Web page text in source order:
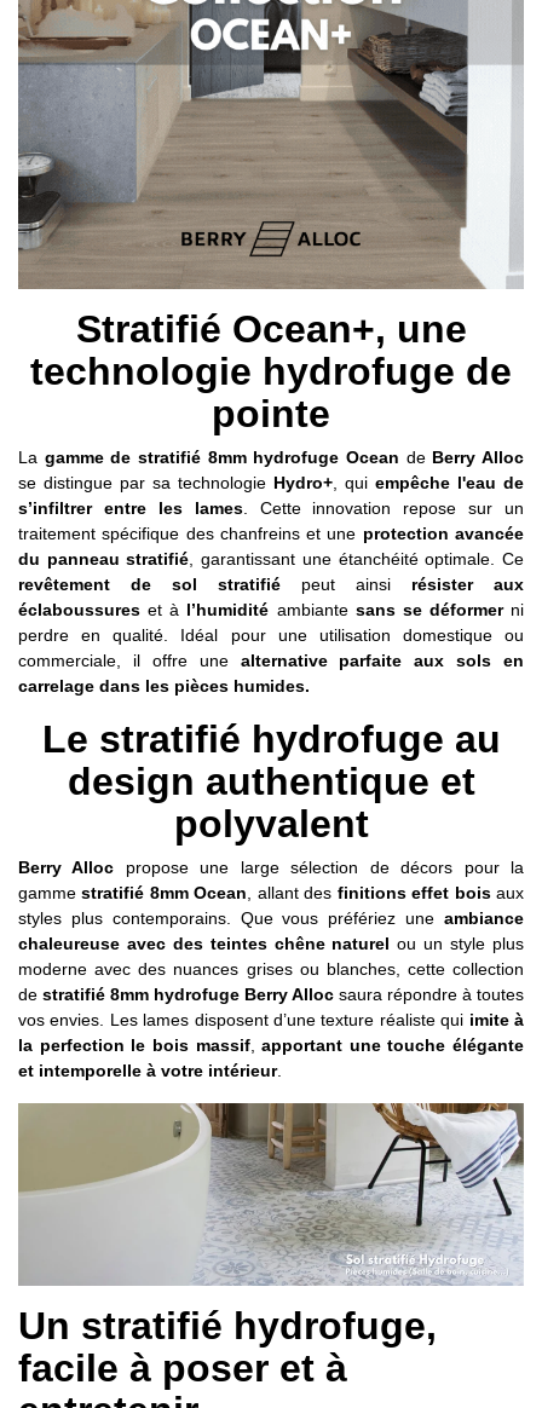
Stratifié Ocean+, une
technologie hydrofuge de
pointe
La gamme de stratifié 8mm hydrofuge Ocean de Berry Alloc
se distingue par sa technologie Hydro+ , qui empêche l'eau de
s’infiltrer entre les lames. Cette innovation repose sur un
traitement spécifique des chanfreins et une protection avancée
du panneau stratifié , garantissant une étanchéité optimale. Ce
revêtement de sol stratifié peut ainsi résister aux
éclaboussures et à l’humidité ambiante sans se déformerni
perdre en qualité. Idéal pour une utilisation domestique ou
commerciale, il offre une alternative parfaite aux sols en
carrelage dans les pièces humides.
Le stratifié hydrofuge au
design authentique et
polyvalent
Berry Alloc propose une large sélection de décors pour la
gammestratifié 8mm Ocean , allant des finitions effet boisaux
styles plus contemporains. Que vous préfériez une ambiance
chaleureuse avec des teintes chêne naturel ou un style plus
moderne avec des nuances grises ou blanches, cette collection
de stratifié 8mm hydrofuge Berry Alloc saura répondre à toutes
vos envies. Les lames disposent d’une texture réaliste qui imite à
la perfection le bois massif,apportant une touche élégante
et intemporelle à votre intérieur.
Un stratifié hydrofuge,
facile à poser et à